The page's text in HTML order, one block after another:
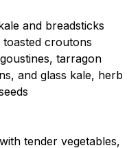
and breadsticks
croutons
tarragon
and glass kale, herb
tender vegetables,